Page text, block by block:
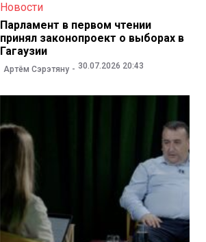
Новости
Парламент в первом чтении
принял законопроект о выборах в
Гагаузии
Артём Сэрэтяну 30.07.2026 20:43